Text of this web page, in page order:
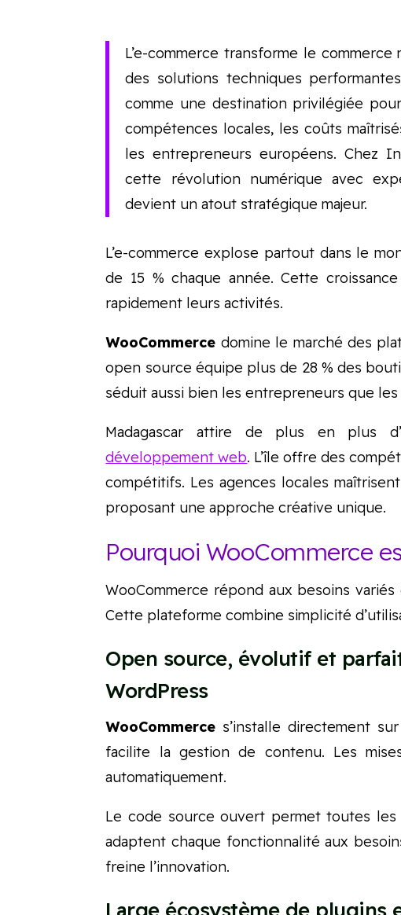
L’e-commerce transforme le
des solutions techniques
comme une destination privilégiée
compétences locales, les coûts
les entrepreneurs européens. Chez
cette révolution numérique avec
devient un atout stratégique majeur.
L’e-commerce explose partout dans le
de 15 % chaque année. Cette
rapidement leurs activités.
WooCommerce domine le marché des
open source équipe plus de 28 % des
séduit aussi bien les entrepreneurs que
Madagascar attire de plus en plus
développement web. L’île offre des
compétitifs. Les agences locales
proposant une approche créative unique.
Pourquoi WooCommerce
WooCommerce répond aux besoins
Cette plateforme combine simplicité
Open source, évolutif et
WordPress
WooCommerce s’installe directement
facilite la gestion de contenu. Les
automatiquement.
Le code source ouvert permet toutes les
adaptent chaque fonctionnalité aux
freine l’innovation.